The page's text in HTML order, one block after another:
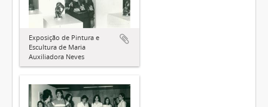
Exposição de Pintura e
Escultura de Maria
Auxiliadora Neves